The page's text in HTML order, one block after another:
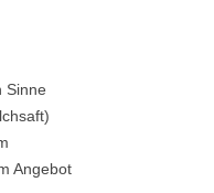
Sinne
Angebot